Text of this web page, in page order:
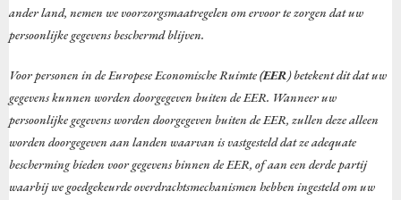
ander land, nemen we voorzorgsmaatregelen om ervoor te zorgen dat uw
persoonlijke gegevens beschermd blijven.
Voor personen in de Europese Economische Ruimte(EER) betekent dit dat uw
gegevens kunnen worden doorgegeven buiten de EER. Wanneer uw
persoonlijke gegevens worden doorgegeven buiten de EER, zullen deze alleen
worden doorgegeven aan landen waarvan is vastgesteld dat ze adequate
bescherming bieden voor gegevens binnen de EER, of aan een derde partij
waarbij we goedgekeurde overdrachtsmechanismen hebben ingesteld om uw